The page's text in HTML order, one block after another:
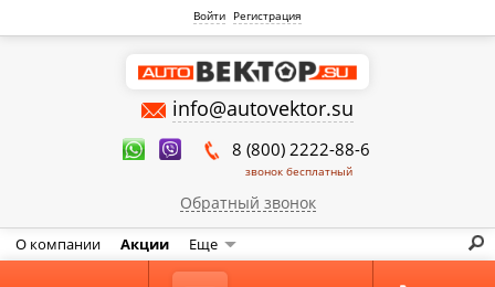
Войти Регистрация
info@autovektor.su
8 (800) 2222-88-6
звонок бесплатный
Обратный звонок
О компании Акции Еще